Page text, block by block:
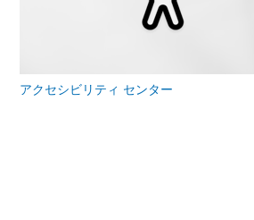
アクセシビリティ センター